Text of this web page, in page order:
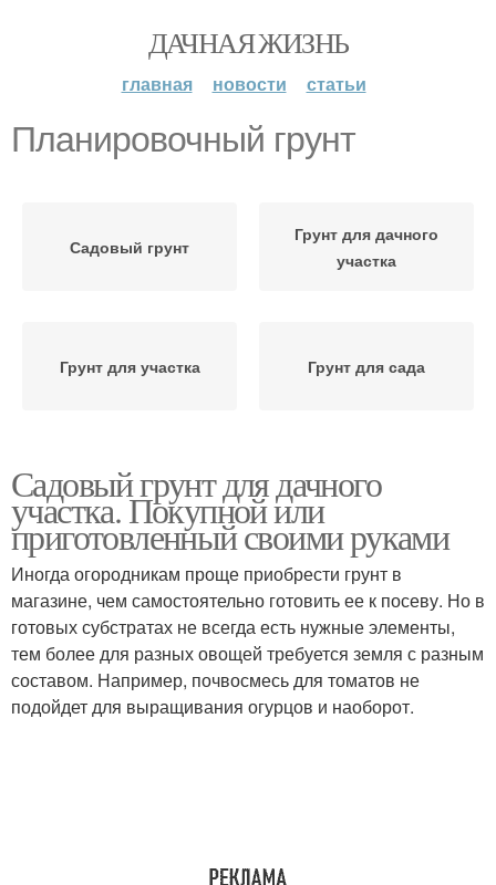
ДАЧНАЯ ЖИЗНЬ
главная новости статьи
Планировочный грунт
Садовый грунт
Грунт для дачного
участка
Грунт для участка Грунт для сада
Садовый грунт для дачного
участка. Покупной или
приготовленный своими руками
Иногда огородникам проще приобрести грунт в
магазине, чем самостоятельно готовить ее к посеву. Но в
готовых субстратах не всегда есть нужные элементы,
тем более для разных овощей требуется земля с разным
составом. Например, почвосмесь для томатов не
подойдет для выращивания огурцов и наоборот.